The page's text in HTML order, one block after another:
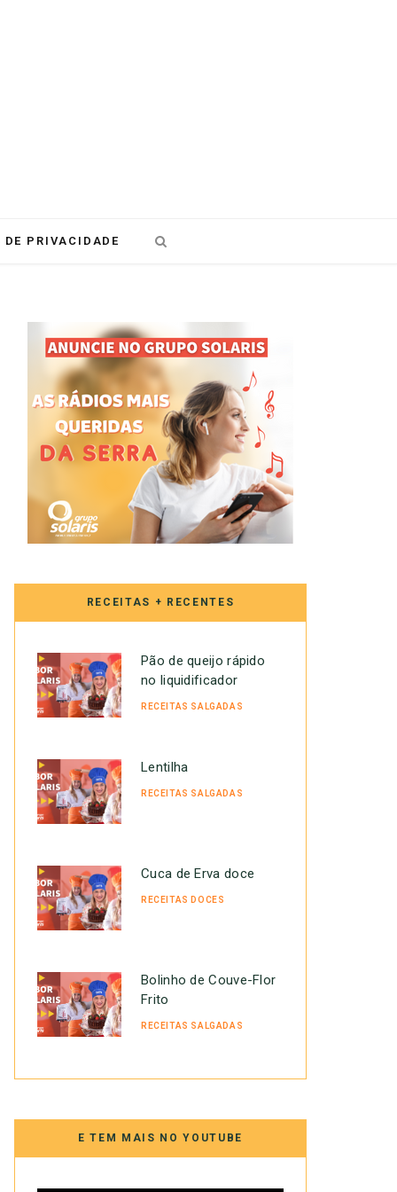
PRIVACIDADE
RECEITAS + RECENTES
Pão de queijo rápido
no liquidificador
RECEITAS SALGADAS
Lentilha
RECEITAS SALGADAS
Cuca de Erva doce
RECEITAS DOCES
Bolinho de Couve-Flor
Frito
RECEITAS SALGADAS
E TEM MAIS NO YOUTUBE